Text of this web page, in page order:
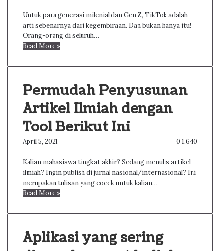
Untuk para generasi milenial dan Gen Z, TikTok adalah
arti sebenarnya dari kegembiraan. Dan bukan hanya itu!
Orang-orang di seluruh…
Read More »
Permudah Penyusunan
Artikel Ilmiah dengan
Tool Berikut Ini
April 5, 2021 0 1,640
Kalian mahasiswa tingkat akhir? Sedang menulis artikel
ilmiah? Ingin publish di jurnal nasional/internasional? Ini
merupakan tulisan yang cocok untuk kalian…
Read More »
Aplikasi yang sering